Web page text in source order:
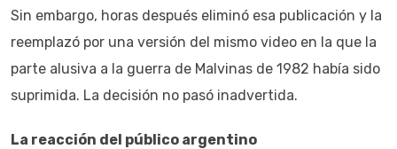
Sin embargo, horas después eliminó esa publicación y la
reemplazó por una versión del mismo video en la que la
parte alusiva a la guerra de Malvinas de 1982 había sido
suprimida. La decisión no pasó inadvertida.
La reacción del público argentino